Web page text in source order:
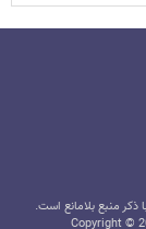
منبع بلامانع است.
Copyright ©